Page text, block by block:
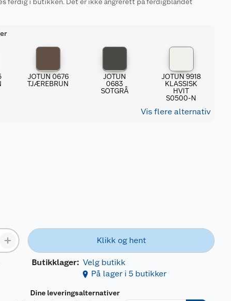
JOTUN 0676
TJÆREBRUN
JOTUN
0683
SOTGRÅ
JOTUN 9918
KLASSISK
HVIT
S0500-N
Vis flere alternativ
Klikk og hent
Butikklager: Velg butikk
På lager i 5 butikker
Dine leveringsalternativer